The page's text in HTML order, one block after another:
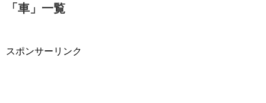
「 車 」 一覧
スポンサーリンク